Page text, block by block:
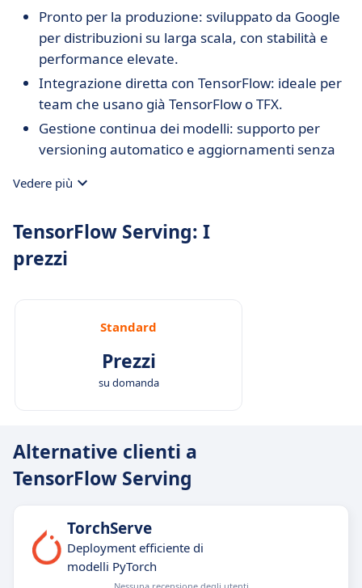
Pronto per la produzione: sviluppato da Google
per distribuzioni su larga scala, con stabilità e
performance elevate.
Integrazione diretta con TensorFlow: ideale per
team che usano già TensorFlow o TFX.
Gestione continua dei modelli: supporto per
versioning automatico e aggiornamenti senza
Protocolli flessibili: REST e gRPC per adattarsi a
Modulare ed estendibile: personalizzabile anche
per modelli non TensorFlow.
Vedere più
TensorFlow Serving: I
prezzi
Standard
Prezzi
su domanda
Alternative clienti a
TensorFlow Serving
TorchServe
Deployment efficiente di
modelli PyTorch